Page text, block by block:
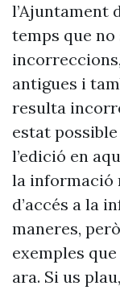
l’Ajuntament
temps que no
antigues i
resulta
estat
l’edició en
la informació
d’accés a la
maneres,
exemples
ara. Si us